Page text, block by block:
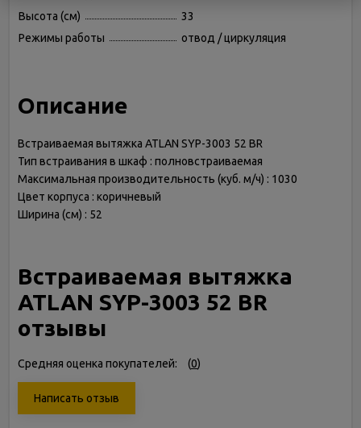
Высота (см)
33
Режимы работы
отвод / циркуляция
Описание
Встраиваемая вытяжка ATLAN SYP-3003 52 BR
Тип встраивания в шкаф : полновстраиваемая
Максимальная производительность (куб. м/ч) : 1030
Цвет корпуса : коричневый
Ширина (см) : 52
Встраиваемая вытяжка
ATLAN SYP-3003 52 BR
отзывы
Средняя оценка покупателей: (0)
Написать отзыв